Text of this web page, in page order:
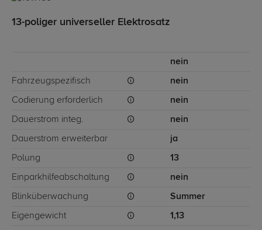
13-poliger universeller Elektrosatz
nein
Fahrzeugspezifisch nein
Codierung erforderlich nein
Dauerstrom integ. nein
Dauerstrom erweiterbar ja
Polung 13
Einparkhilfeabschaltung nein
Blinküberwachung Summer
Eigengewicht 1,13